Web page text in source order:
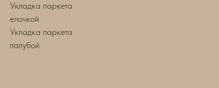
Укладка паркета
елочкой
Укладка паркета
палубой